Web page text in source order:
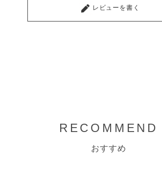
レビューを書く
RECOMMEND
おすすめ